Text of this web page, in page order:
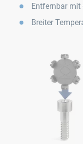
Entfernbar mit
Breiter